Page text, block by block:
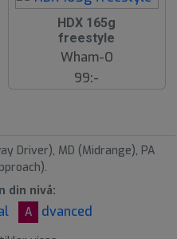
HDX 165g
freestyle
Wham-O
99:-
Driver), MD (Midrange), PA
din nivå:
A dvanced